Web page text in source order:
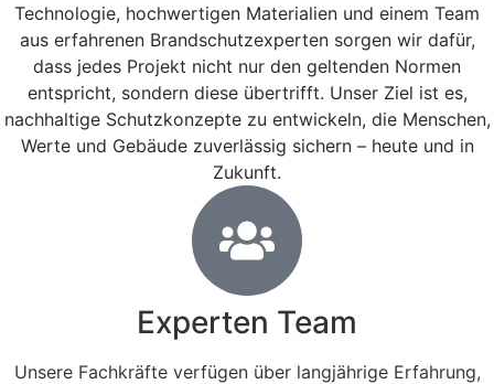
Technologie, hochwertigen Materialien und einem Team
aus erfahrenen Brandschutzexperten sorgen wir dafür,
dass jedes Projekt nicht nur den geltenden Normen
entspricht, sondern diese übertrifft. Unser Ziel ist es,
nachhaltige Schutzkonzepte zu entwickeln, die Menschen,
Werte und Gebäude zuverlässig sichern – heute und in
Zukunft.
Experten Team
Unsere Fachkräfte verfügen über langjährige Erfahrung,